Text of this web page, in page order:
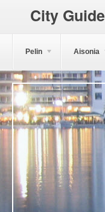
City Guide
Pelin Aisonia